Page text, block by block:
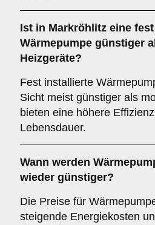
Ist in Markröhlitz eine
Wärmepumpe günstiger
Heizgeräte?
Fest installierte
Sicht meist günstiger als
bieten eine höhere
Lebensdauer.
Wann werden
wieder günstiger?
Die Preise für
steigende Energiekosten